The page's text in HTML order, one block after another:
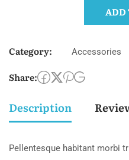
ADD
Category: Accessories
Share:
Description
Pellentesque habitant morbi